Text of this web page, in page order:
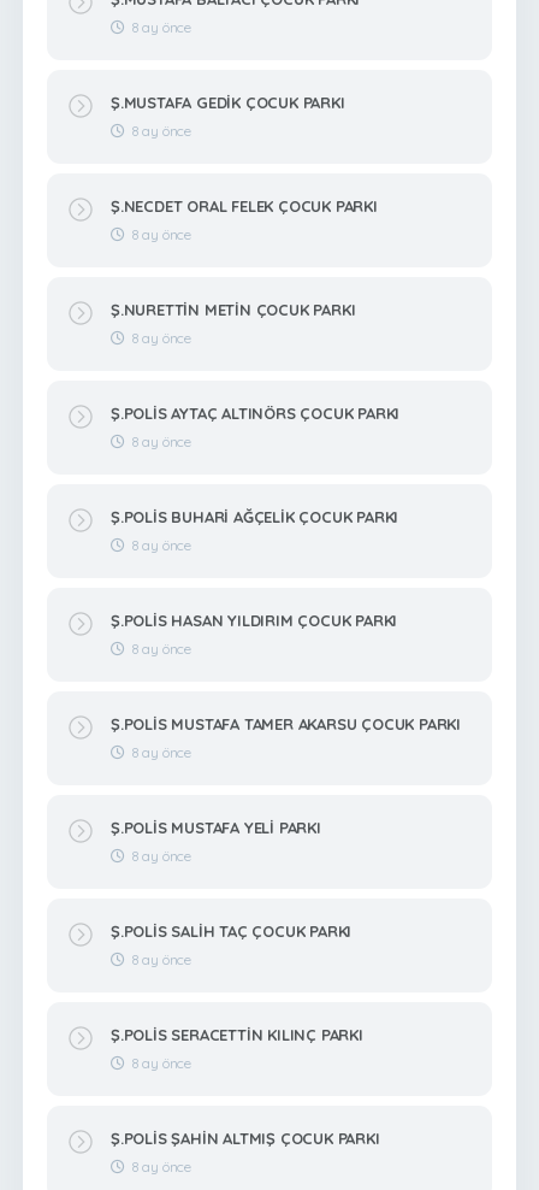
8 ay önce
Ş.MUSTAFA GEDİK ÇOCUK PARKI
8 ay önce
Ş.NECDET ORAL FELEK ÇOCUK PARKI
8 ay önce
Ş.NURETTİN METİN ÇOCUK PARKI
8 ay önce
Ş.POLİS AYTAÇ ALTINÖRS ÇOCUK PARKI
8 ay önce
Ş.POLİS BUHARİ AĞÇELİK ÇOCUK PARKI
8 ay önce
Ş.POLİS HASAN YILDIRIM ÇOCUK PARKI
8 ay önce
Ş.POLİS MUSTAFA TAMER AKARSU ÇOCUK PARKI
8 ay önce
Ş.POLİS MUSTAFA YELİ PARKI
8 ay önce
Ş.POLİS SALİH TAÇ ÇOCUK PARKI
8 ay önce
Ş.POLİS SERACETTİN KILINÇ PARKI
8 ay önce
Ş.POLİS ŞAHİN ALTMIŞ ÇOCUK PARKI
8 ay önce